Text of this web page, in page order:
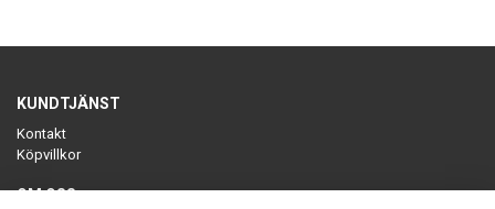
KUNDTJÄNST
Kontakt
Köpvillkor
OM OSS